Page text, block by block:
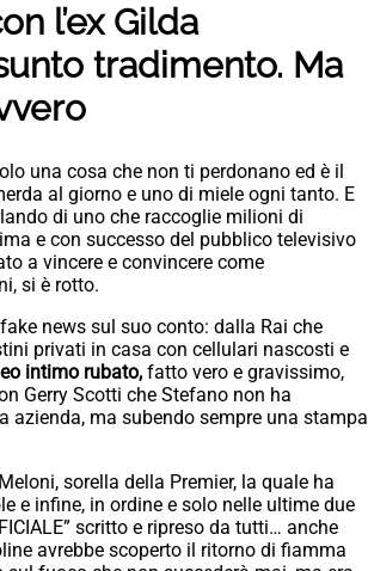
l’ex Gilda
tradimento. Ma
una cosa che non ti perdonano ed è il
al giorno e uno di miele ogni tanto. E
di uno che raccoglie milioni di
e con successo del pubblico televisivo
a vincere e convincere come
si è rotto.
news sul suo conto: dalla Rai che
privati in casa con cellulari nascosti e
intimo rubato, fatto vero e gravissimo,
Gerry Scotti che Stefano non ha
azienda, ma subendo sempre una stampa
sorella della Premier, la quale ha
e infine, in ordine e solo nelle ultime due
scritto e ripreso da tutti… anche
avrebbe scoperto il ritorno di fiamma